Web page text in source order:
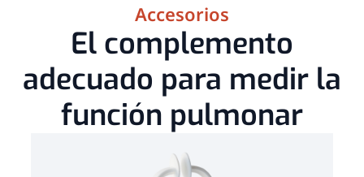
Accesorios
El complemento
adecuado para medir la
función pulmonar